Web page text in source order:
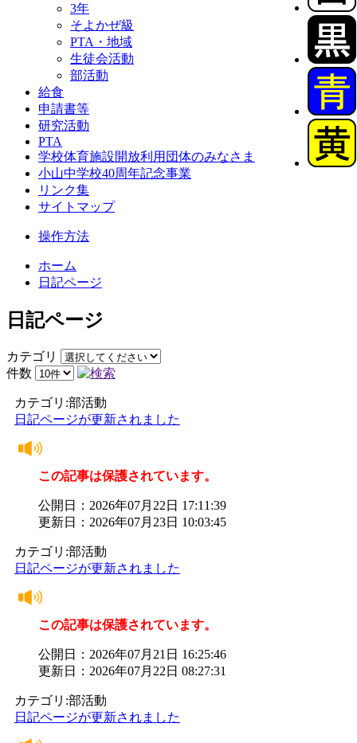
3年
そよかぜ級
PTA・地域
生徒会活動
部活動
給食
申請書等
研究活動
PTA
学校体育施設開放利用団体のみなさま
小山中学校40周年記念事業
リンク集
サイトマップ
操作方法
ホーム
日記ページ
日記ページ
カテゴリ
件数
カテゴリ:部活動
日記ページが更新されました
この記事は保護されています。
公開日：2026年07月22日 17:11:39
更新日：2026年07月23日 10:03:45
カテゴリ:部活動
日記ページが更新されました
この記事は保護されています。
公開日：2026年07月21日 16:25:46
更新日：2026年07月22日 08:27:31
カテゴリ:部活動
日記ページが更新されました